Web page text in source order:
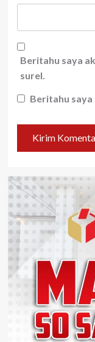
Beritahu saya
surel.
Beritahu saya